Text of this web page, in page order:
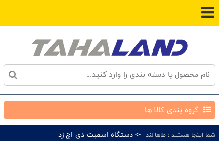
گروه بندی کالا ها
شما اینجا هستید : طاها لند -> دستگاه اسمیت دی اچ زد